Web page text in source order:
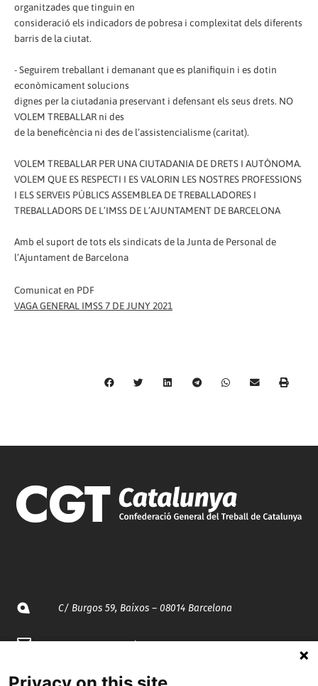
organitzades que tinguin en
consideració els indicadors de pobresa i complexitat dels diferents
barris de la ciutat.
- Seguirem treballant i demanant que es planifiquin i es dotin
econòmicament solucions
dignes per la ciutadania preservant i defensant els seus drets. NO
VOLEM TREBALLAR ni des
de la beneficència ni des de l’assistencialisme (caritat).
VOLEM TREBALLAR PER UNA CIUTADANIA DE DRETS I AUTÒNOMA.
VOLEM QUE ES RESPECTI I ES VALORIN LES NOSTRES PROFESSIONS
I ELS SERVEIS PÚBLICS ASSEMBLEA DE TREBALLADORES I
TREBALLADORS DE L’IMSS DE L’AJUNTAMENT DE BARCELONA
Amb el suport de tots els sindicats de la Junta de Personal de
l’Ajuntament de Barcelona
Comunicat en PDF
VAGA GENERAL IMSS 7 DE JUNY 2021
C/ Burgos 59, Baixos – 08014 Barcelona
spccc@spcgtcatalunya.cat
935 120 481